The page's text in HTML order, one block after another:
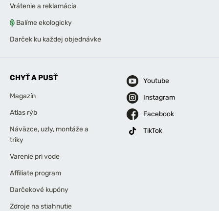
Vrátenie a reklamácia
Balíme ekologicky
Darček ku každej objednávke
CHYŤ A PUSŤ
Magazín
Atlas rýb
Náväzce, uzly, montáže a
triky
Varenie pri vode
Affiliate program
Darčekové kupóny
Zdroje na stiahnutie
Youtube
Instagram
Facebook
TikTok